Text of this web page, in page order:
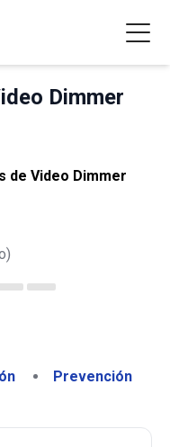
Dimmer
de Video Dimmer
Prevención